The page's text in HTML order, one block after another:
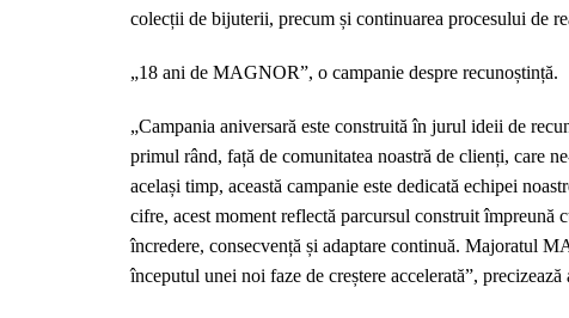
colecții de bijuterii, precum și continuarea procesului de
„18 ani de MAGNOR”, o campanie despre recunoștință.
„Campania aniversară este construită în jurul ideii de
primul rând, față de comunitatea noastră de clienți, care
același timp, această campanie este dedicată echipei
cifre, acest moment reflectă parcursul construit împreună
încredere, consecvență și adaptare continuă. Majoratul
începutul unei noi faze de creștere accelerată”, precizează